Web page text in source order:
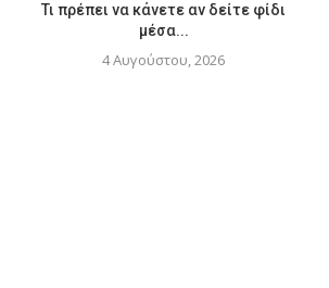
Τι πρέπει να κάνετε αν δείτε φίδι
μέσα...
4 Αυγούστου, 2026